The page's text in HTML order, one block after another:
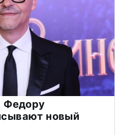
Федору
новый